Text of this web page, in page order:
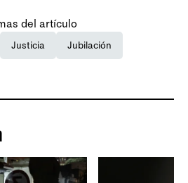
del artículo
Justicia Jubilación